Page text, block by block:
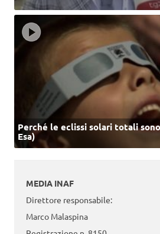
Perché le eclissi solari totali
Esa)
MEDIA INAF
Direttore responsabile:
Marco Malaspina